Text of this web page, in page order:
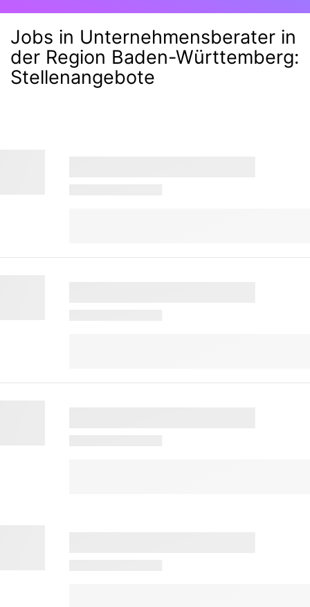
Jobs in Unternehmensberater in
der Region Baden-Württemberg:
Stellenangebote